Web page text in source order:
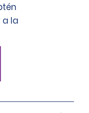
la